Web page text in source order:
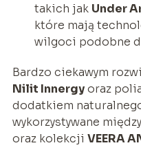
takich jak Under
które mają
wilgoci podobne
Bardzo ciekawym
Nilit Innergyoraz
dodatkiem naturalnego
wykorzystywane
oraz kolekcji VEERA